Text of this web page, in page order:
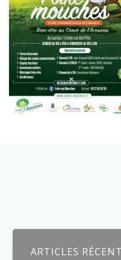
ARTICLES